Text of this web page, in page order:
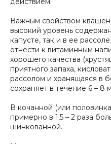
Важным свойством
высокий уровень
капусте, так и в ее
отнести к витаминным
хорошего качества
приятного запаха,
рассолом и хранящаяся в
сохраняет в течение 6 – 8
В кочанной (или
примерно в 1,5 – 2 раза
шинкованной.